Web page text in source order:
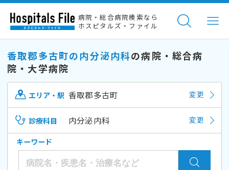
病院・総合病院検索なら
ホスピタルズ・ファイル
香取郡多古町の内分泌内科の病院・総合病
院・大学病院
エリア・駅 香取郡多古町 変更
診療科目 内分泌内科 変更
キーワード